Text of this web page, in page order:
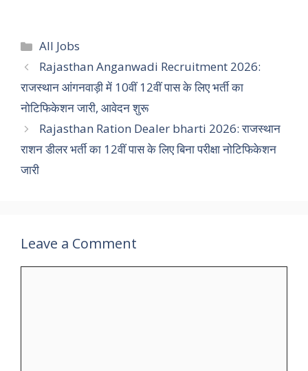
Categories
All Jobs
Rajasthan Anganwadi Recruitment 2026:
राजस्थान आंगनवाड़ी में 10वीं 12वीं पास के लिए भर्ती का
नोटिफिकेशन जारी, आवेदन शुरू
Rajasthan Ration Dealer bharti 2026: राजस्थान
राशन डीलर भर्ती का 12वीं पास के लिए बिना परीक्षा नोटिफिकेशन
जारी
Leave a Comment